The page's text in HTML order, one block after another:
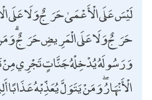
لَيْسَ عَلَى الْأَعْمَىٰ حَرَجٌ وَلَا عَلَى
حَرَجٌ وَلَا عَلَى الْمَرِيضِ حَرَجٌ ۗ وَمَنْ
وَرَسُولَهُ يُدْخِلْهُ جَنَّاتٍ تَجْرِي مِنْ
الْأَنْهَارُ ۖ وَمَنْ يَتَوَلَّ يُعَذِّبْهُ عَذَابًا